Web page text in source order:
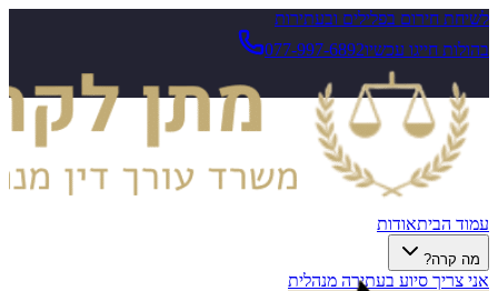
לשיחת חירום בפלילים ובעתירות
בהולות חייגו עכשיו077-997-6892
עמוד הביתאודות
מה קרה?
אני צריך סיוע בעתירה מנהלית